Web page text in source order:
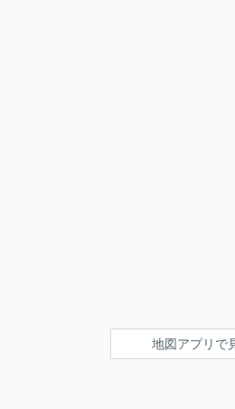
地図アプリで